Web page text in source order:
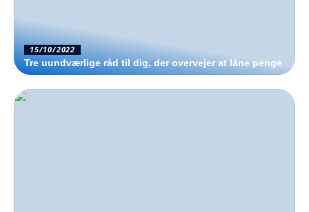
15/10/2022
Tre uundværlige råd til dig, der overvejer at låne penge